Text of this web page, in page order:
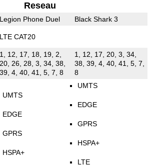
Reseau
Legion Phone Duel Black Shark 3
LTE CAT20
1, 12, 17, 18, 19, 2,
20, 26, 28, 3, 34, 38,
39, 4, 40, 41, 5, 7, 8
1, 12, 17, 20, 3, 34,
38, 39, 4, 40, 41, 5, 7,
8
UMTS
EDGE
GPRS
HSPA+
UMTS
EDGE
GPRS
HSPA+
LTE